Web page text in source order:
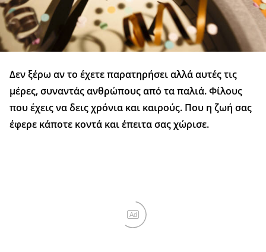
Δεν ξέρω αν το έχετε παρατηρήσει αλλά αυτές τις
μέρες, συναντάς ανθρώπους από τα παλιά. Φίλους
που έχεις να δεις χρόνια και καιρούς. Που η ζωή σας
έφερε κάποτε κοντά και έπειτα σας χώρισε.
Ad